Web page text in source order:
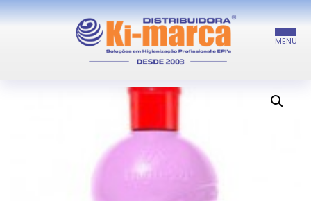
PROMOÇÕES E NOVIDADES
LIMPEZA GERAL/ UAU AÇÃO CLAREADORA